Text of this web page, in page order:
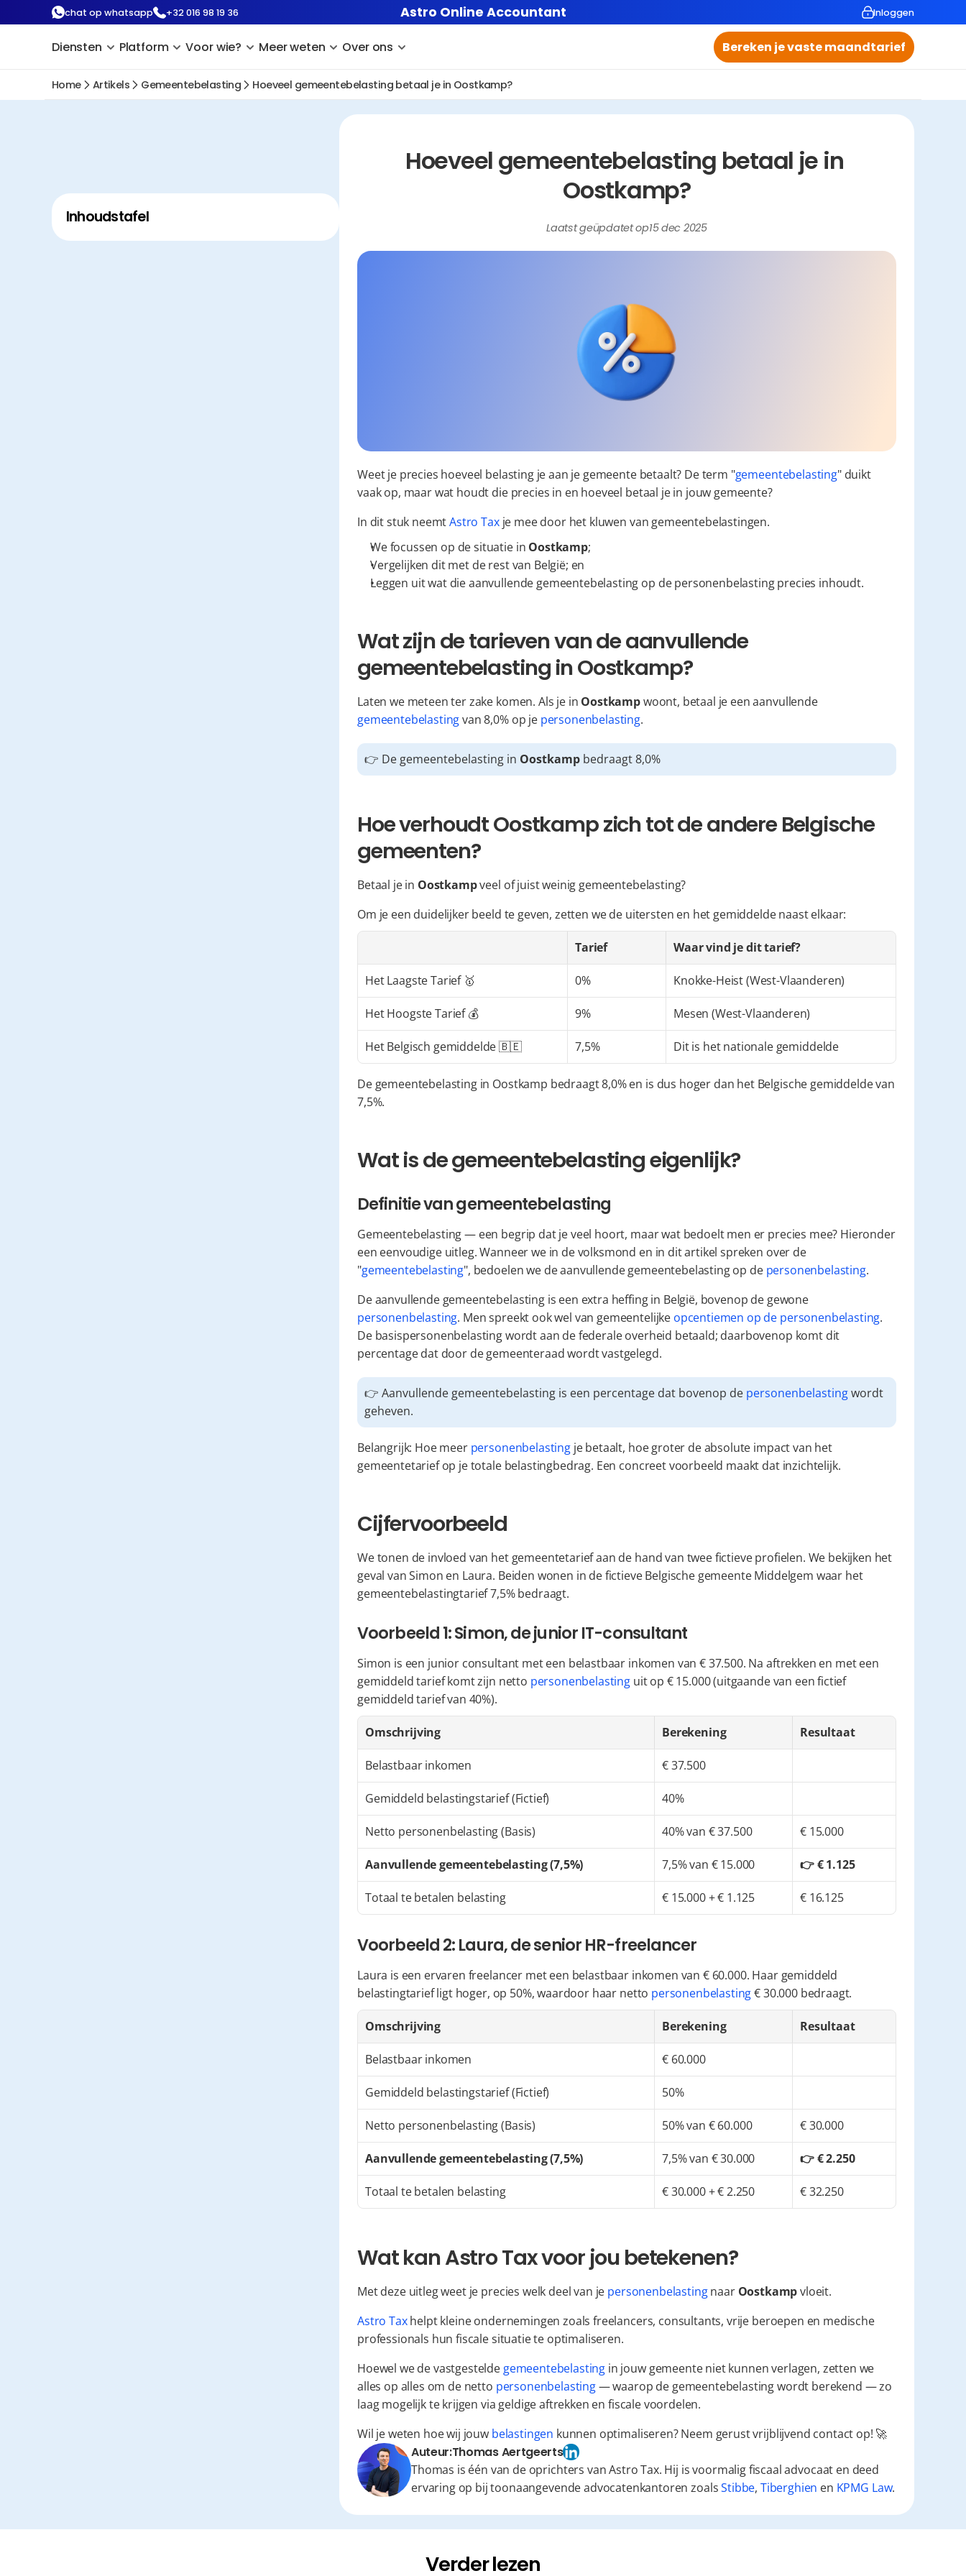
chat op whatsapp +32 016 98 19 36 Astro Online Accountant Inloggen
Diensten Platform Voor wie? Meer weten Over ons Bereken je vaste maandtarief
Home Artikels Gemeentebelasting Hoeveel gemeentebelasting betaal je in Oostkamp?
Inhoudstafel
Hoeveel gemeentebelasting betaal je in
Oostkamp?
Laatst geüpdatet op15 dec 2025
Weet je precies hoeveel belasting je aan je gemeente betaalt? De term "gemeentebelasting" duikt
vaak op, maar wat houdt die precies in en hoeveel betaal je in jouw gemeente?
In dit stuk neemt Astro Tax je mee door het kluwen van gemeentebelastingen.
We focussen op de situatie in Oostkamp;
Vergelijken dit met de rest van België; en
Leggen uit wat die aanvullende gemeentebelasting op de personenbelasting precies inhoudt.
Wat zijn de tarieven van de aanvullende
gemeentebelasting in Oostkamp?
Laten we meteen ter zake komen. Als je in Oostkamp
woont, betaal je een aanvullende
gemeentebelasting van 8,0% op je personenbelasting.
👉 De gemeentebelasting in Oostkamp bedraagt 8,0%
Hoe verhoudt Oostkamp zich tot de andere Belgische
gemeenten?
Betaal je in Oostkamp veel of juist weinig gemeentebelasting?
Om je een duidelijker beeld te geven, zetten we de uitersten en het gemiddelde naast elkaar:
Tarief Waar vind je dit tarief?
Het Laagste Tarief 🥇 0% Knokke-Heist (West-Vlaanderen)
Het Hoogste Tarief 💰 9% Mesen (West-Vlaanderen)
Het Belgisch gemiddelde 🇧🇪 7,5% Dit is het nationale gemiddelde
De gemeentebelasting in Oostkamp bedraagt 8,0% en is dus hoger dan het Belgische gemiddelde van
7,5%.
Wat is de gemeentebelasting eigenlijk?
Definitie van gemeentebelasting
Gemeentebelasting — een begrip dat je veel hoort, maar wat bedoelt men er precies mee? Hieronder
een eenvoudige uitleg. Wanneer we in de volksmond en in dit artikel spreken over de
"gemeentebelasting", bedoelen we de aanvullende gemeentebelasting op de personenbelasting.
De aanvullende gemeentebelasting is een extra heffing in België, bovenop de gewone
personenbelasting. Men spreekt ook wel van gemeentelijke opcentiemen op de personenbelasting.
De basispersonenbelasting wordt aan de federale overheid betaald; daarbovenop komt dit
percentage dat door de gemeenteraad wordt vastgelegd.
👉 Aanvullende gemeentebelasting is een percentage dat bovenop de personenbelasting wordt
geheven.
Belangrijk: Hoe meer personenbelasting je betaalt, hoe groter de absolute impact van het
gemeentetarief op je totale belastingbedrag. Een concreet voorbeeld maakt dat inzichtelijk.
Cijfervoorbeeld
We tonen de invloed van het gemeentetarief aan de hand van twee fictieve profielen. We bekijken het
geval van Simon en Laura. Beiden wonen in de fictieve Belgische gemeente Middelgem waar het
gemeentebelastingtarief 7,5% bedraagt.
Voorbeeld 1: Simon, de junior IT-consultant
Simon is een junior consultant met een belastbaar inkomen van € 37.500. Na aftrekken en met een
gemiddeld tarief komt zijn netto personenbelasting uit op € 15.000 (uitgaande van een fictief
gemiddeld tarief van 40%).
Omschrijving Berekening Resultaat
Belastbaar inkomen € 37.500
Gemiddeld belastingstarief (Fictief) 40%
Netto personenbelasting (Basis) 40% van € 37.500 € 15.000
Aanvullende gemeentebelasting (7,5%) 7,5% van € 15.000 👉 € 1.125
Totaal te betalen belasting € 15.000 + € 1.125 € 16.125
Voorbeeld 2: Laura, de senior HR-freelancer
Laura is een ervaren freelancer met een belastbaar inkomen van € 60.000. Haar gemiddeld
belastingtarief ligt hoger, op 50%, waardoor haar netto personenbelasting € 30.000 bedraagt.
Omschrijving Berekening Resultaat
Belastbaar inkomen € 60.000
Gemiddeld belastingstarief (Fictief) 50%
Netto personenbelasting (Basis) 50% van € 60.000 € 30.000
Aanvullende gemeentebelasting (7,5%) 7,5% van € 30.000 👉 € 2.250
Totaal te betalen belasting € 30.000 + € 2.250 € 32.250
Wat kan Astro Tax voor jou betekenen?
Met deze uitleg weet je precies welk deel van je personenbelasting naar Oostkamp vloeit.
Astro Tax helpt kleine ondernemingen zoals freelancers, consultants, vrije beroepen en medische
professionals hun fiscale situatie te optimaliseren.
Hoewel we de vastgestelde gemeentebelasting in jouw gemeente niet kunnen verlagen, zetten we
alles op alles om de netto personenbelasting — waarop de gemeentebelasting wordt berekend — zo
laag mogelijk te krijgen via geldige aftrekken en fiscale voordelen.
Wil je weten hoe wij jouw belastingen kunnen optimaliseren? Neem gerust vrijblijvend contact op! 🚀
Auteur:Thomas Aertgeerts
Thomas is één van de oprichters van Astro Tax. Hij is voormalig fiscaal advocaat en deed
ervaring op bij toonaangevende advocatenkantoren zoalsStibbe, Tiberghien en KPMG Law.
Verder lezen